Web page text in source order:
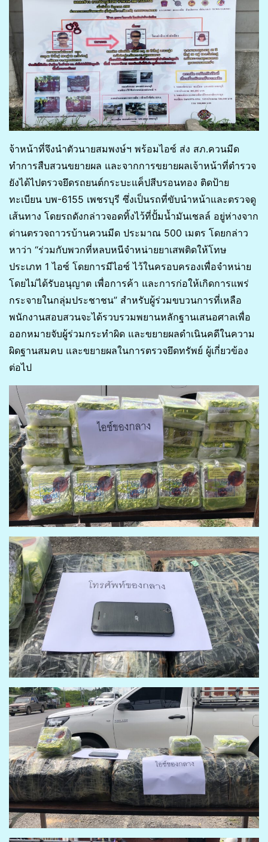
จ้าหน้าที่จึงนำตัวนายสมพงษ์ฯ พร้อมไอซ์ ส่ง สภ.ควนมีด
ทำการสืบสวนขยายผล และจากการขยายผลเจ้าหน้าที่ตำรวจ
ยังได้ไปตรวจยึดรถยนต์กระบะแค็ปสีบรอนทอง ติดป้าย
ทะเบียน บพ-6155 เพชรบุรี ซึ่งเป็นรถที่ขับนำหน้าและตรวจดู
เส้นทาง โดยรถดังกล่าวจอดทิ้งไว้ที่ปั้มน้ำมันเชลล์ อยู่ห่างจาก
ด่านตรวจถาวรบ้านควนมีด ประมาณ 500 เมตร โดยกล่าว
หาว่า “ร่วมกับพวกที่หลบหนีจำหน่ายยาเสพติดให้โทษ
ประเภท 1 ไอซ์ โดยการมีไอซ์ ไว้ในครอบครองเพื่อจำหน่าย
โดยไม่ได้รับอนุญาต เพื่อการค้า และการก่อให้เกิดการแพร่
กระจายในกลุ่มประชาชน” สำหรับผู้ร่วมขบวนการที่เหลือ
พนักงานสอบสวนจะได้รวบรวมพยานหลักฐานเสนอศาลเพื่อ
ออกหมายจับผู้ร่วมกระทำผิด และขยายผลดำเนินคดีในความ
ผิดฐานสมคบ และขยายผลในการตรวจยึดทรัพย์ ผู้เกี่ยวข้อง
ต่อไป